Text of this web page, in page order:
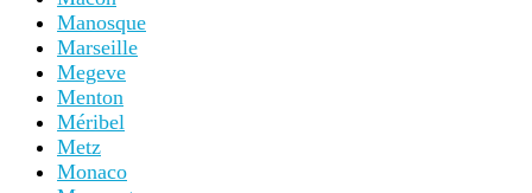
Manosque
Marseille
Megeve
Menton
Méribel
Metz
Monaco